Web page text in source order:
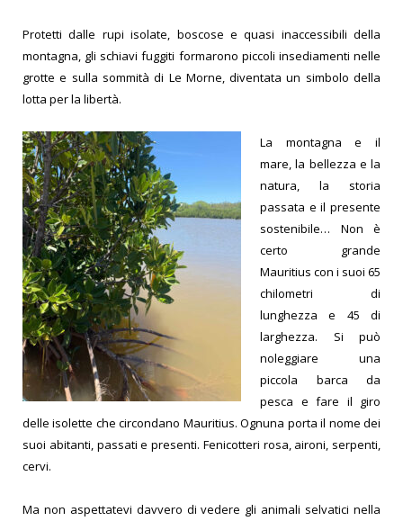
Protetti dalle rupi isolate, boscose e quasi inaccessibili della
montagna, gli schiavi fuggiti formarono piccoli insediamenti nelle
grotte e sulla sommità di Le Morne, diventata un simbolo della
lotta per la libertà.
La montagna e il
mare, la bellezza e la
natura, la storia
passata e il presente
sostenibile… Non è
certo grande
Mauritius con i suoi 65
chilometri di
lunghezza e 45 di
larghezza. Si può
noleggiare una
piccola barca da
pesca e fare il giro
delle isolette che circondano Mauritius. Ognuna porta il nome dei
suoi abitanti, passati e presenti. Fenicotteri rosa, aironi, serpenti,
cervi.
Ma non aspettatevi davvero di vedere gli animali selvatici nella